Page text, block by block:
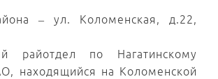
– ул. Коломенская, д.22,
райотдел по Нагатинскому
находящийся на Коломенской